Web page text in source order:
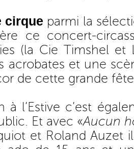
cirque parmi la
ce concert-
(la Cie Timshel et
acrobates et une
de cette grande
à l’Estive c’est
Et avec «Aucun
et Roland Auzet il